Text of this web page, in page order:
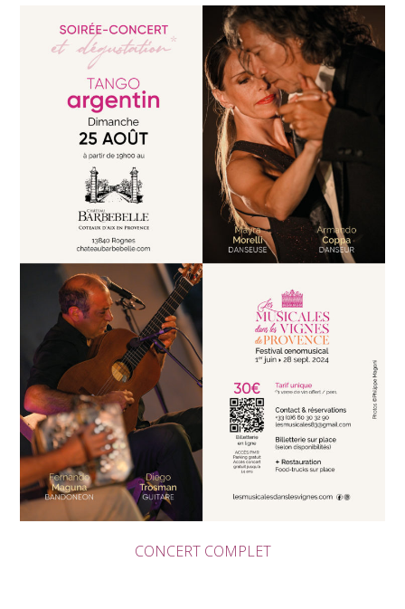
CONCERT COMPLET